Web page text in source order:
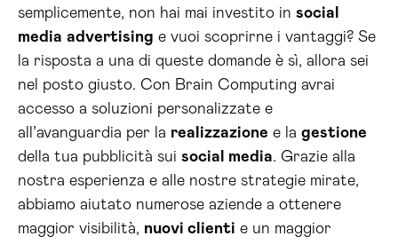
semplicemente, non hai mai investito in social
media advertising e vuoi scoprirne i vantaggi? Se
la risposta a una di queste domande è sì, allora sei
nel posto giusto. Con Brain Computing avrai
accesso a soluzioni personalizzate e
all’avanguardia per la realizzazione e la gestione
della tua pubblicità sui social media. Grazie alla
nostra esperienza e alle nostre strategie mirate,
abbiamo aiutato numerose aziende a ottenere
maggior visibilità, nuovi clienti e un maggior